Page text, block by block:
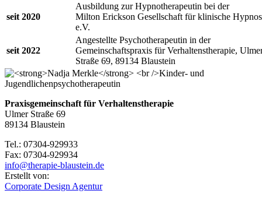
seit 2020
Ausbildung zur Hypnotherapeutin bei der
Milton Erickson Gesellschaft für klinische
e.V.
seit 2022
Angestellte Psychotherapeutin in der
Gemeinschaftspraxis für Verhaltenstherapie,
Straße 69, 89134 Blaustein
Praxisgemeinschaft für Verhaltenstherapie
Ulmer Straße 69
89134 Blaustein
Tel.: 07304-929933
Fax: 07304-929934
info@therapie-blaustein.de
Erstellt von:
Corporate Design Agentur